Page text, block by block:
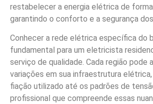
restabelecer a energia elétrica de forma
garantindo o conforto e a segurança
Conhecer a rede elétrica específica do
fundamental para um eletricista
serviço de qualidade. Cada região pode
variações em sua infraestrutura
fiação utilizado até os padrões de
profissional que compreende essas